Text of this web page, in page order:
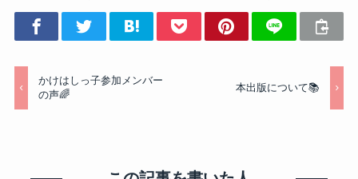
かけはしっ子参加メンバー
の声🌈
本出版について📚